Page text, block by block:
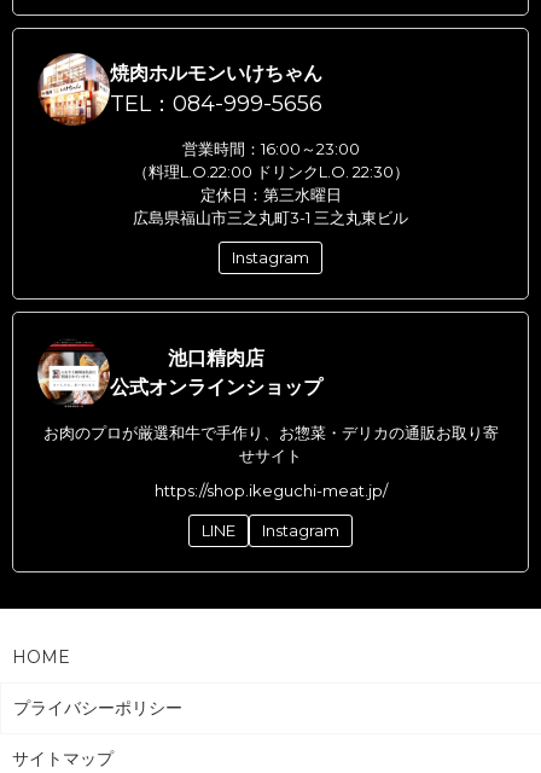
焼肉ホルモンいけちゃん
TEL：084-999-5656
営業時間：16:00～23:00
（料理L.O.22:00 ドリンクL.O. 22:30）
定休日：第三水曜日
広島県福山市三之丸町3-1 三之丸東ビル
Instagram
池口精肉店
公式オンラインショップ
お肉のプロが厳選和牛で手作り、お惣菜・デリカの通販お取り寄
せサイト
https://shop.ikeguchi-meat.jp/
LINE Instagram
HOME
プライバシーポリシー
サイトマップ